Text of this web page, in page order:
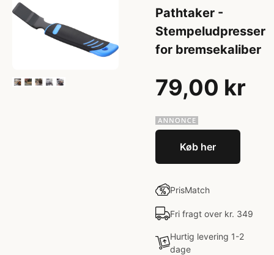
Pathtaker -
Stempeludpresser
for bremsekaliber
79,00 kr
Køb her
PrisMatch
Fri fragt over kr. 349
Hurtig levering 1-2
dage